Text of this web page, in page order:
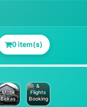
0 item(s)
Mobil
Bekas
&
Flights
Booking